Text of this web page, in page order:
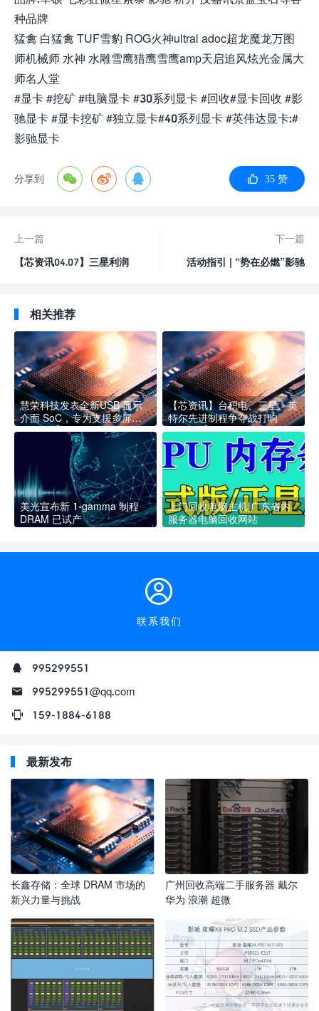
种品牌
猛禽 白猛禽 TUF雪豹 ROG火神ultral adoc超龙魔龙万图
师机械师 水神 水雕雪鹰猎鹰雪鹰amp天启追风炫光金属大
师名人堂
#显卡 #挖矿 #电脑显卡 #30系列显卡 #回收#显卡回收 #影
驰显卡 #显卡挖矿 #独立显卡#40系列显卡 #英伟达显卡:#
影驰显卡
分享到 35 赞
上一篇
【芯资讯04.07】三星利润
下一篇
活动指引 | “势在必燃”影驰
相关推荐
慧荣科技发表全新USB 显示
介面 SoC，专为支援多屏幕
与超高解析度的通用扩充座设
【芯资讯】台积电、三星、英
特尔先进制程争夺战打响
美光宣布新 1-gamma 制程
DRAM 已试产
上门回收电脑主机|广东省内
服务器电脑回收网站
联系我们
995299551
995299551@qq.com
159-1884-6188
最新发布
长鑫存储：全球 DRAM 市场的
新兴力量与挑战
广州回收高端二手服务器 戴尔
华为 浪潮 超微